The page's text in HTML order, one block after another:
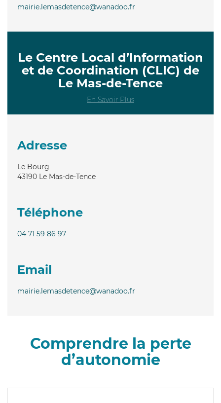
mairie.lemasdetence@wanadoo.fr
Le Centre Local d’Information
et de Coordination (CLIC) de
Le Mas-de-Tence
En Savoir Plus
Adresse
Le Bourg
43190 Le Mas-de-Tence
Téléphone
04 71 59 86 97
Email
mairie.lemasdetence@wanadoo.fr
Comprendre la perte
d’autonomie